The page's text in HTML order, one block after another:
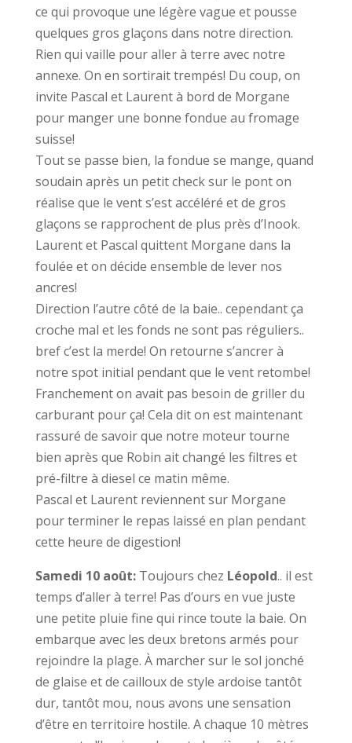
ce qui provoque une légère vague et pousse
quelques gros glaçons dans notre direction.
Rien qui vaille pour aller à terre avec notre
annexe. On en sortirait trempés! Du coup, on
invite Pascal et Laurent à bord de Morgane
pour manger une bonne fondue au fromage
suisse!
Tout se passe bien, la fondue se mange, quand
soudain après un petit check sur le pont on
réalise que le vent s’est accéléré et de gros
glaçons se rapprochent de plus près d’Inook.
Laurent et Pascal quittent Morgane dans la
foulée et on décide ensemble de lever nos
ancres!
Direction l’autre côté de la baie.. cependant ça
croche mal et les fonds ne sont pas réguliers..
bref c’est la merde! On retourne s’ancrer à
notre spot initial pendant que le vent retombe!
Franchement on avait pas besoin de griller du
carburant pour ça! Cela dit on est maintenant
rassuré de savoir que notre moteur tourne
bien après que Robin ait changé les filtres et
pré-filtre à diesel ce matin même.
Pascal et Laurent reviennent sur Morgane
pour terminer le repas laissé en plan pendant
cette heure de digestion!
Samedi 10 août: Toujours chez Léopold.. il est
temps d’aller à terre! Pas d’ours en vue juste
une petite pluie fine qui rince toute la baie. On
embarque avec les deux bretons armés pour
rejoindre la plage. À marcher sur le sol jonché
de glaise et de cailloux de style ardoise tantôt
dur, tantôt mou, nous avons une sensation
d’être en territoire hostile. A chaque 10 mètres